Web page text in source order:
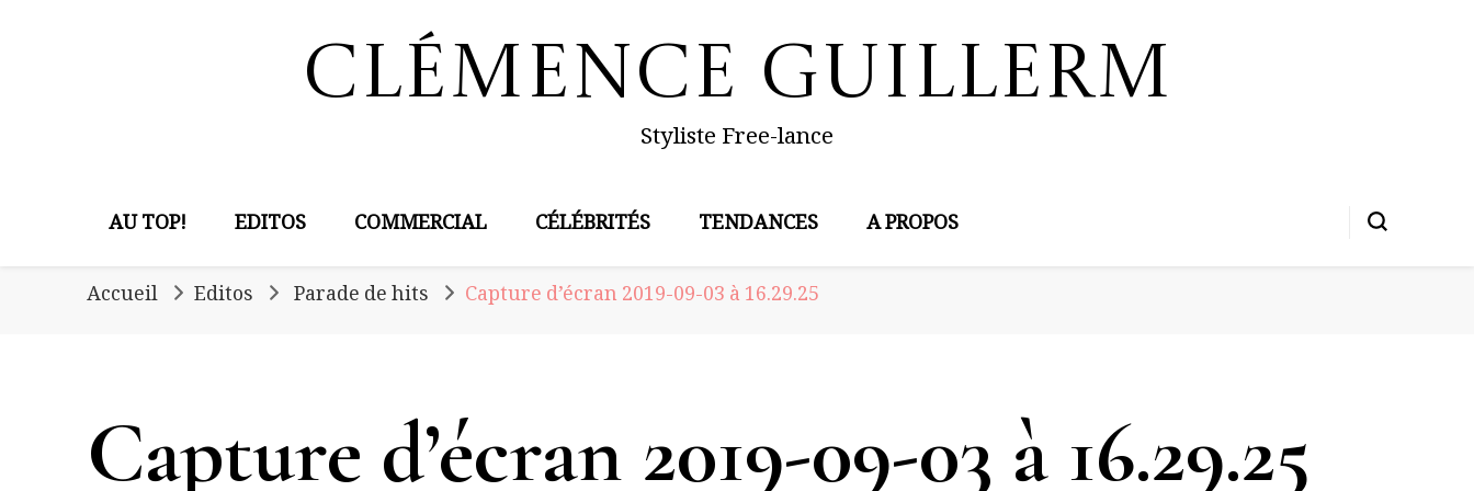
Clémence Guillerm
Styliste Free-lance
AU TOP! EDITOS COMMERCIAL CÉLÉBRITÉS TENDANCES A PROPOS
Accueil Editos Parade de hits Capture d’écran 2019-09-03 à 16.29.25
Capture d’écran 2019-09-03 à 16.29.25